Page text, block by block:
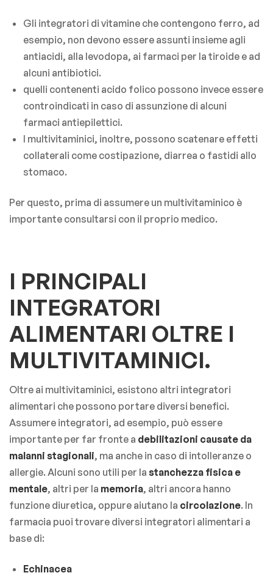
Gli integratori di vitamine che contengono ferro, ad
esempio, non devono essere assunti insieme agli
antiacidi, alla levodopa, ai farmaci per la tiroide e ad
alcuni antibiotici.
quelli contenenti acido folico possono invece essere
controindicati in caso di assunzione di alcuni
farmaci antiepilettici.
I multivitaminici, inoltre, possono scatenare effetti
collaterali come costipazione, diarrea o fastidi allo
stomaco.
Per questo, prima di assumere un multivitaminico è
importante consultarsi con il proprio medico.
I PRINCIPALI
INTEGRATORI
ALIMENTARI OLTRE I
MULTIVITAMINICI.
Oltre ai multivitaminici, esistono altri integratori
alimentari che possono portare diversi benefici.
Assumere integratori, ad esempio, può essere
importante per far fronte a debilitazioni causate da
malanni stagionali, ma anche in caso di intolleranze o
allergie. Alcuni sono utili per la stanchezza fisica e
mentale, altri per la memoria, altri ancora hanno
funzione diuretica, oppure aiutano la circolazione. In
farmacia puoi trovare diversi integratori alimentari a
base di:
Echinacea